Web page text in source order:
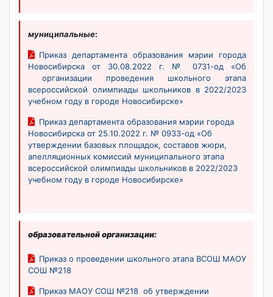
муниципальные:
Приказ департамента образования мэрии города
Новосибирска от 30.08.2022 г. № 0731-од «Об
организации проведения школьного этапа
всероссийской олимпиады школьников в 2022/2023
учебном году в городе Новосибирске»
Приказ департамента образования мэрии города
Новосибирска от 25.10.2022 г. № 0933-од «Об
утверждении базовых площадок, составов жюри,
апелляционных комиссий муниципального этапа
всероссийской олимпиады школьников в 2022/2023
учебном году в городе Новосибирске»
образовательной организации:
Приказ о проведении школьного этапа ВСОШ МАОУ
СОШ №218
Приказ МАОУ СОШ №218 об утверждении